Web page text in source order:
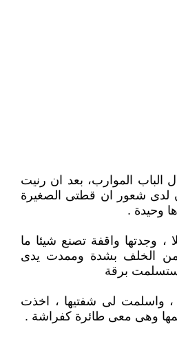
الموارب، بعد ان رنيت
لدى شعور ان قطتى الصغيرة
وحيدة .
وجدتها واقفة تصنع شيئا ما
من الخلف بشدة وممدت يدى
استسلمت برقة
، واسلمت لى شفتيها ، اخذت
وهى معى طائرة كفراشة .